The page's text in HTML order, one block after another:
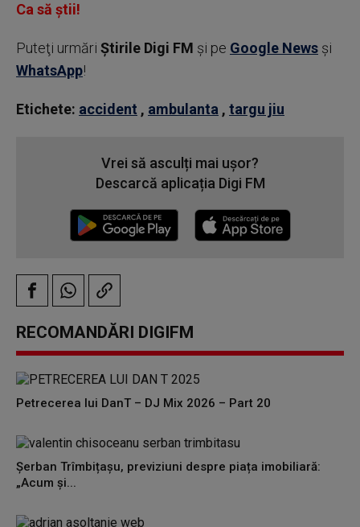
Ca să știi!
Puteţi urmări Știrile Digi FM şi pe Google News şi
WhatsApp!
Etichete: accident , ambulanta , targu jiu
Vrei să asculți mai ușor?
Descarcă aplicația Digi FM
RECOMANDĂRI DIGIFM
Petrecerea lui DanT – DJ Mix 2026 – Part 20
Șerban Trîmbițașu, previziuni despre piața imobiliară:
„Acum și...